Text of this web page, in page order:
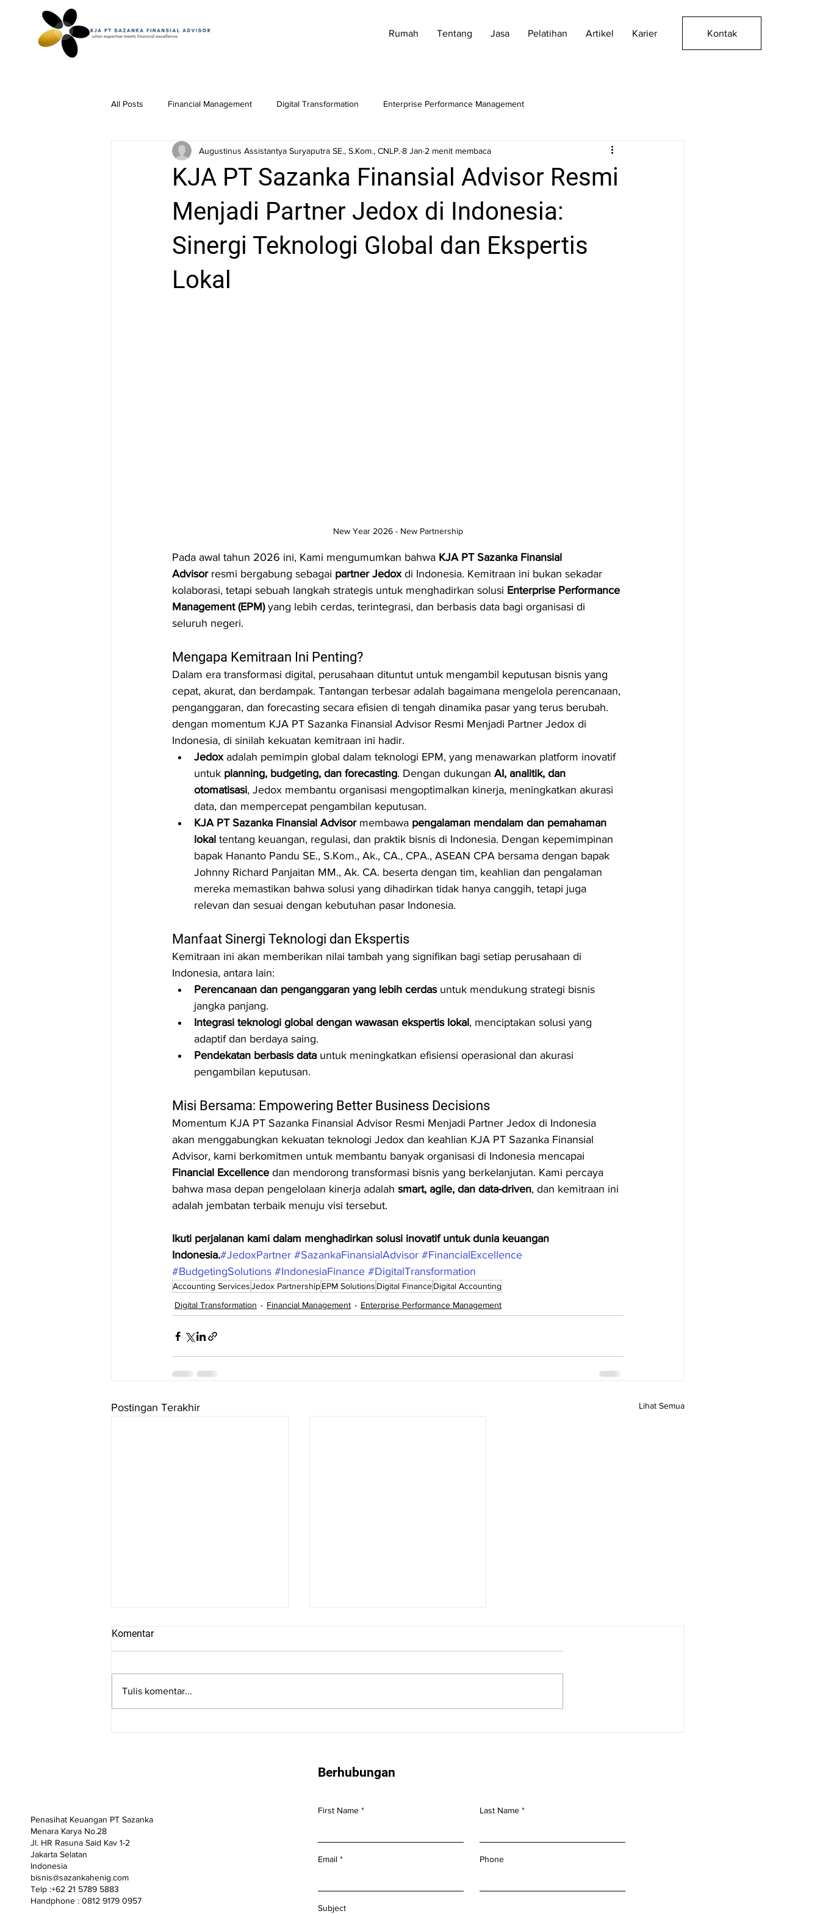
Rumah Tentang Jasa Pelatihan Artikel Karier Kontak
All Posts Financial Management Digital Transformation Enterprise Performance Management
KJA PT Sazanka Finansial Advisor Resmi
Menjadi Partner Jedox di Indonesia:
Sinergi Teknologi Global dan Ekspertis
Lokal
Augustinus Assistantya Suryaputra SE., S.Kom., CNLP. 8 Jan 2 menit membaca
New Year 2026 - New Partnership
Pada awal tahun 2026 ini, Kami mengumumkan bahwa KJA PT Sazanka Finansial
Advisor resmi bergabung sebagai partner Jedox di Indonesia. Kemitraan ini bukan sekadar
kolaborasi, tetapi sebuah langkah strategis untuk menghadirkan solusi Enterprise Performance
Management (EPM) yang lebih cerdas, terintegrasi, dan berbasis data bagi organisasi di
seluruh negeri.
Mengapa Kemitraan Ini Penting?
Dalam era transformasi digital, perusahaan dituntut untuk mengambil keputusan bisnis yang
cepat, akurat, dan berdampak. Tantangan terbesar adalah bagaimana mengelola perencanaan,
penganggaran, dan forecasting secara efisien di tengah dinamika pasar yang terus berubah.
dengan momentum KJA PT Sazanka Finansial Advisor Resmi Menjadi Partner Jedox di
Indonesia, di sinilah kekuatan kemitraan ini hadir.
Jedox adalah pemimpin global dalam teknologi EPM, yang menawarkan platform inovatif
untuk planning, budgeting, dan forecasting. Dengan dukungan AI, analitik, dan
otomatisasi, Jedox membantu organisasi mengoptimalkan kinerja, meningkatkan akurasi
data, dan mempercepat pengambilan keputusan.
KJA PT Sazanka Finansial Advisor membawa pengalaman mendalam dan pemahaman
lokal tentang keuangan, regulasi, dan praktik bisnis di Indonesia. Dengan kepemimpinan
bapak Hananto Pandu SE., S.Kom., Ak., CA., CPA., ASEAN CPA bersama dengan bapak
Johnny Richard Panjaitan MM., Ak. CA. beserta dengan tim, keahlian dan pengalaman
mereka memastikan bahwa solusi yang dihadirkan tidak hanya canggih, tetapi juga
relevan dan sesuai dengan kebutuhan pasar Indonesia.
Manfaat Sinergi Teknologi dan Ekspertis
Kemitraan ini akan memberikan nilai tambah yang signifikan bagi setiap perusahaan di
Indonesia, antara lain:
Perencanaan dan penganggaran yang lebih cerdas untuk mendukung strategi bisnis
jangka panjang.
Integrasi teknologi global dengan wawasan ekspertis lokal, menciptakan solusi yang
adaptif dan berdaya saing.
Pendekatan berbasis data untuk meningkatkan efisiensi operasional dan akurasi
pengambilan keputusan.
Misi Bersama: Empowering Better Business Decisions
Momentum KJA PT Sazanka Finansial Advisor Resmi Menjadi Partner Jedox di Indonesia
akan menggabungkan kekuatan teknologi Jedox dan keahlian KJA PT Sazanka Finansial
Advisor, kami berkomitmen untuk membantu banyak organisasi di Indonesia mencapai
Financial Excellence dan mendorong transformasi bisnis yang berkelanjutan. Kami percaya
bahwa masa depan pengelolaan kinerja adalah smart, agile, dan data-driven, dan kemitraan ini
adalah jembatan terbaik menuju visi tersebut.
Ikuti perjalanan kami dalam menghadirkan solusi inovatif untuk dunia keuangan
Indonesia.#JedoxPartner #SazankaFinansialAdvisor #FinancialExcellence
#BudgetingSolutions #IndonesiaFinance #DigitalTransformation
Accounting ServicesJedox PartnershipEPM Solutions Digital FinanceDigital Accounting
Digital Transformation
Financial Management Enterprise Performance Management
Postingan Terakhir Lihat Semua
Pencatatan Keuangan bagi
UMKM
Komentar
Tulis komentar...
Penasihat Keuangan PT Sazanka
Menara Karya No.28
Jl. HR Rasuna Said Kav 1-2
Jakarta Selatan
Indonesia
bisnis@sazankahenig.com
Telp :+62 21 5789 5883
Handphone : 0812 9179 0957
Berhubungan
First Name Last Name
Email Phone
Subject